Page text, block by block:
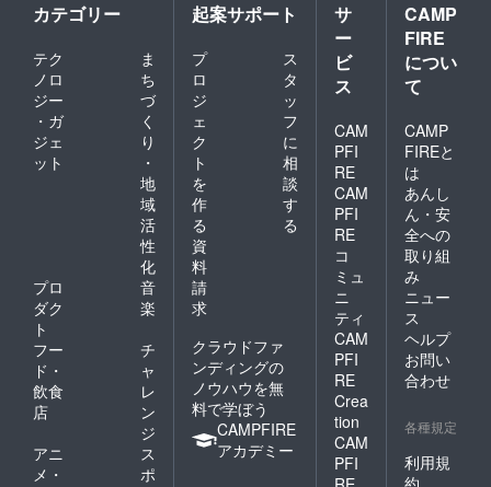
項】 ロ
ゴやバ
ナーな
どの画
像の受
につい
ては、
プロ
ジェク
ト終了
後にお
送りす
るメー
ルをご
確認く
ださ
い。
カテゴリー
テク
ノロ
ジー
・ガ
ジェ
ット
ま
ち
づ
く
り
・
地
域
活
性
化
プロ
ダク
ト
音
楽
フー
ド・
飲食
店
チ
ャ
レ
ン
ジ
アニ
メ・
ス
ポ
起案サポート
プ
ロ
ジ
ェ
ク
ト
を
作
る
ス
タ
ッ
フ
に
相
談
す
る
資
料
請
求
クラウドファ
ンディングの
ノウハウを無
料で学ぼう
CAMPFIRE
アカデミー
サ
ー
ビ
ス
CAM
PFI
RE
CAM
PFI
RE
コ
ミュ
ニ
ティ
CAM
PFI
RE
Crea
tion
CAM
PFI
CAMP
FIRE
につい
て
CAMP
FIREと
は
あんし
ん・安
全への
取り組
み
ニュー
ス
ヘルプ
お問い
合わせ
各種規定
利用規